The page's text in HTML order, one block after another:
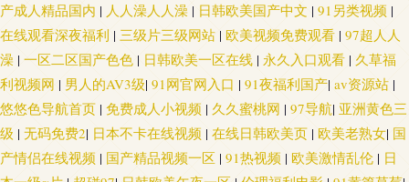
产成人精品国内 | 人人澡人人澡 | 日韩欧美国产中文 | 91另类视频 |
在线观看深夜福利 | 三级片三级网站 | 欧美视频免费观看 | 97超人人
澡 | 一区二区国产色色 | 日韩欧美一区在线 | 永久入口观看 | 久草福
利视频网 | 男人的AV3级| 91网官网入口 | 91夜福利国产| av资源站 |
悠悠色导航首页 | 免费成人小视频 | 久久蜜桃网 | 97导航| 亚洲黄色三
级 | 无码免费2| 日本不卡在线视频 | 在线日韩欧美页 | 欧美老熟女| 国
产情侣在线视频 | 国产精品视频一区 | 91热视频 | 欧美激情乱伦 | 日